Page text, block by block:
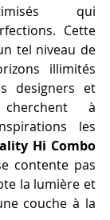
qui
Cette
tel niveau de
illimités
designers et
à
les
Hi Combo
contente pas
la lumière et
couche à la